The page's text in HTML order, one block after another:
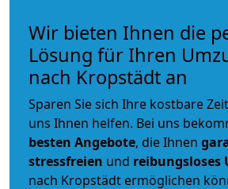
Wir bieten Ihnen die
Lösung für Ihren
nach Kropstädt an
Sparen Sie sich Ihre kostbare
uns Ihnen helfen. Bei uns
besten Angebote, die Ihnen
stressfreien und reibungsloses
nach Kropstädt ermöglichen